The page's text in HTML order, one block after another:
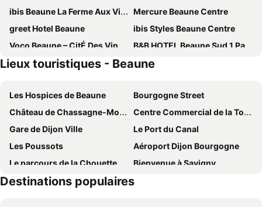
ibis Beaune La Ferme Aux Vins
Mercure Beaune Centre
greet Hotel Beaune
ibis Styles Beaune Centre
Voco Beaune – CitÉ Des Vins By Ihg
B&B HOTEL Beaune Sud 1 Palais Des Congrès
ibis Beaune Centre
ibis Nuits Saint Georges
KYRIAD PRESTIGE BEAUNE - Le Panorama
Campanile Beaune
Logis Hotel De La Cloche
B&B HOTEL Beaune Nord
Tulip Inn Beaune
Coto Hotel
Hostellerie Saint-Vincent
Hotel de la Poste
Hotel Athanor Centre
Hôtel Henry II Beaune Centre
Kyriad Nuits Saint Georges Dijon Sud
La Gentilhommière
Lieux touristiques - Beaune
Les Hospices de Beaune
Bourgogne Street
Château de Chassagne-Montrachet
Centre Commercial de la Toison d'Or
Gare de Dijon Ville
Le Port du Canal
Les Poussots
Aéroport Dijon Bourgogne
Le parcours de la Chouette
Bienvenue à Savigny
La Colombière
La Toison d'Or
Destinations populaires